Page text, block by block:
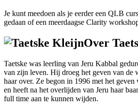
Je kunt meedoen als je eerder een QLB
gedaan of een meerdaagse Clarity
Over
Taetske was leerling van Jeru Kabbal
van zijn leven. Hij droeg het geven van de
haar over. Ze begon in 1996 met het
en heeft na het overlijden van Jeru haar
full time aan te kunnen wijden.